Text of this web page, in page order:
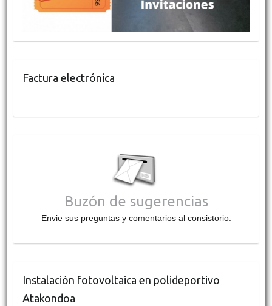
Factura electrónica
Buzón de sugerencias
Envie sus preguntas y comentarios al consistorio.
Instalación fotovoltaica en polideportivo
Atakondoa